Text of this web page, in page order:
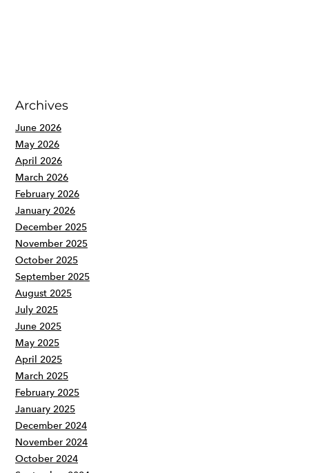
Archives
June 2026
May 2026
April 2026
March 2026
February 2026
January 2026
December 2025
November 2025
October 2025
September 2025
August 2025
July 2025
June 2025
May 2025
April 2025
March 2025
February 2025
January 2025
December 2024
November 2024
October 2024